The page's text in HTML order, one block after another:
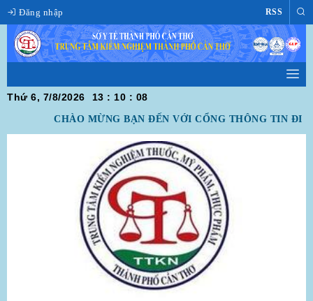
Đăng nhập RSS
Thứ 6, 7/8/2026 13 : 10 : 08
CHÀO MỪNG BẠN ĐẾN VỚI CỔNG THÔNG TIN